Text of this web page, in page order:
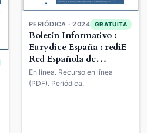
PERIÓDICA · 2024 GRATUITA
Boletín Informativo :
Eurydice España : rediE
Red Española de
Información sobre
Educación
En línea. Recurso en línea
(PDF). Periódica.